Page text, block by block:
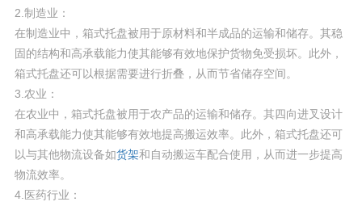
2.制造业：
在制造业中，箱式托盘被用于原材料和半成品的运输和储存。其稳
固的结构和高承载能力使其能够有效地保护货物免受损坏。此外，
箱式托盘还可以根据需要进行折叠，从而节省储存空间。
3.农业：
在农业中，箱式托盘被用于农产品的运输和储存。其四向进叉设计
和高承载能力使其能够有效地提高搬运效率。此外，箱式托盘还可
以与其他物流设备如货架和自动搬运车配合使用，从而进一步提高
物流效率。
4.医药行业：